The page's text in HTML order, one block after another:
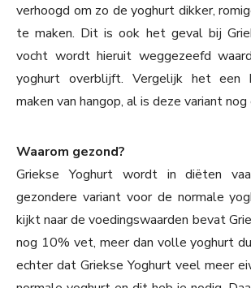
verhoogd om zo de yoghurt dikker,
te maken. Dit is ook het geval bij
vocht wordt hieruit weggezeefd
yoghurt overblijft. Vergelijk het
maken van hangop, al is deze variant nog
Waarom gezond?
Griekse Yoghurt wordt in diëten
gezondere variant voor de normale
kijkt naar de voedingswaarden bevat
nog 10% vet, meer dan volle yoghurt
echter dat Griekse Yoghurt veel meer